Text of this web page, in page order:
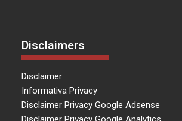
Disclaimers
Disclaimer
Informativa Privacy
Disclaimer Privacy Google Adsense